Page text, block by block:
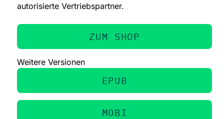
autorisierte Vertriebspartner.
ZUM SHOP
Weitere Versionen
EPUB
MOBI